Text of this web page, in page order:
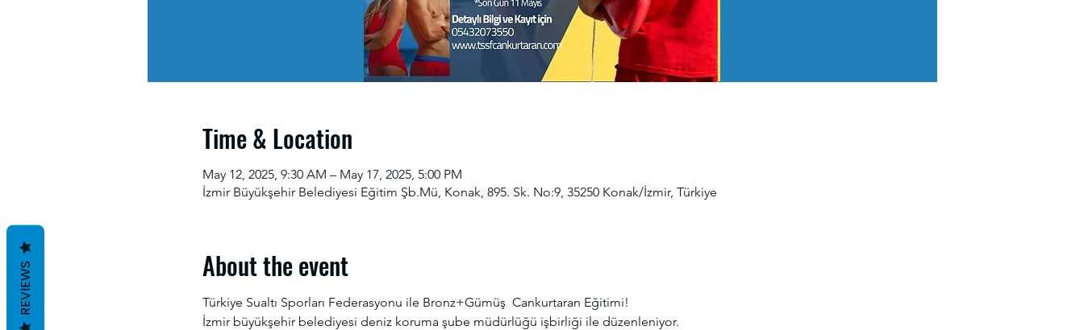
Time & Location
May 12, 2025, 9:30 AM – May 17, 2025, 5:00 PM
İzmir Büyükşehir Belediyesi Eğitim Şb.Mü, Konak, 895. Sk. No:9, 35250 Konak/İzmir, Türkiye
About the event
Türkiye Sualtı Sporları Federasyonu ile Bronz+Gümüş  Cankurtaran Eğitimi!
İzmir büyükşehir belediyesi deniz koruma şube müdürlüğü işbirliği ile düzenleniyor.
REVIEWS